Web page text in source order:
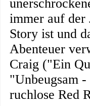
immer auf der
Story ist und
Abenteuer
Craig ("Ein
"Unbeugsam
ruchlose Red